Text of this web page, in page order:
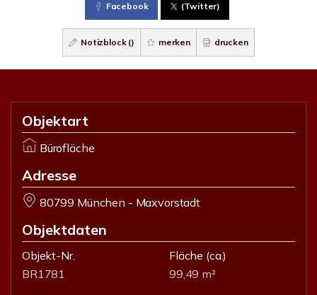
Facebook (Twitter)
Notizblock () merken drucken
Objektart
Bürofläche
Adresse
80799 München - Maxvorstadt
Objektdaten
Objekt-Nr.
BR1781
Fläche (ca.)
99,49 m²